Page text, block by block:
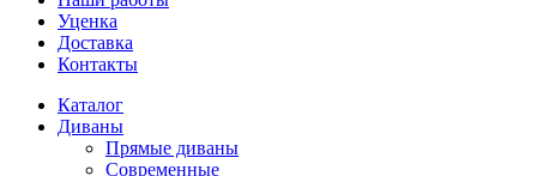
Уценка
Доставка
Контакты
Каталог
Диваны
Прямые диваны
Современные